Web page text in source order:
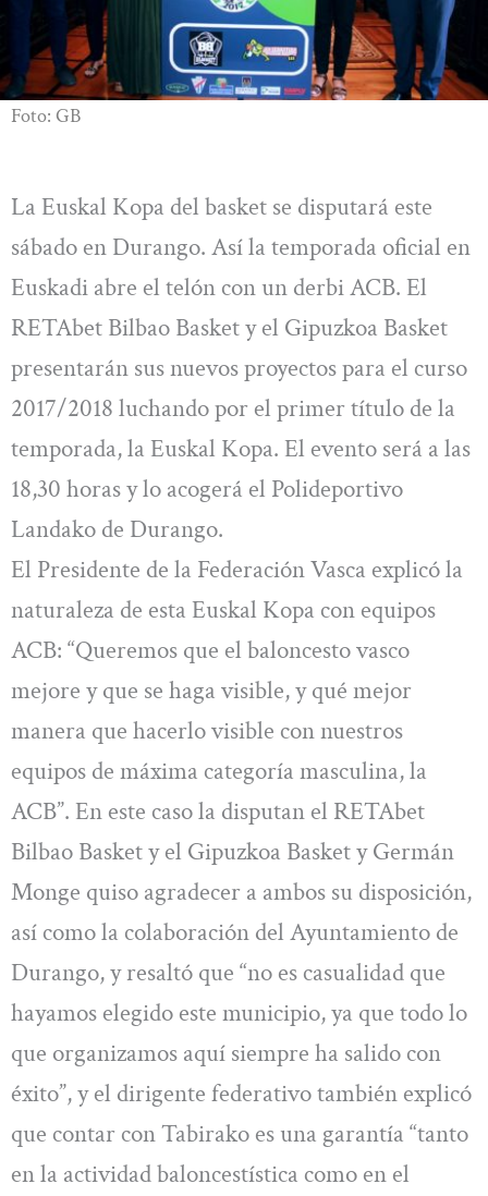
Foto: GB
La Euskal Kopa del basket se disputará este
sábado en Durango. Así la temporada oficial en
Euskadi abre el telón con un derbi ACB. El
RETAbet Bilbao Basket y el Gipuzkoa Basket
presentarán sus nuevos proyectos para el curso
2017/2018 luchando por el primer título de la
temporada, la Euskal Kopa. El evento será a las
18,30 horas y lo acogerá el Polideportivo
Landako de Durango.
El Presidente de la Federación Vasca explicó la
naturaleza de esta Euskal Kopa con equipos
ACB: “Queremos que el baloncesto vasco
mejore y que se haga visible, y qué mejor
manera que hacerlo visible con nuestros
equipos de máxima categoría masculina, la
ACB”. En este caso la disputan el RETAbet
Bilbao Basket y el Gipuzkoa Basket y Germán
Monge quiso agradecer a ambos su disposición,
así como la colaboración del Ayuntamiento de
Durango, y resaltó que “no es casualidad que
hayamos elegido este municipio, ya que todo lo
que organizamos aquí siempre ha salido con
éxito”, y el dirigente federativo también explicó
que contar con Tabirako es una garantía “tanto
en la actividad baloncestística como en el